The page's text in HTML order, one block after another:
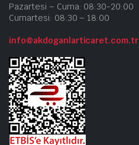
Pazartesi – Cuma: 08:30-20:00
Cumartesi: 08:30 – 18:00
info@akdoganlarticaret.com.tr